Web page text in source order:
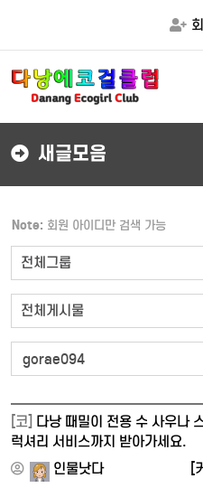
새글모음
Note: 회원 아이디만 검색 가능
[코] 다낭 때밀이 전용 수 사우나
럭셔리 서비스까지 받아가세요.
인물낫다 [